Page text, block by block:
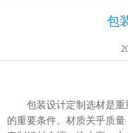
包
包装设计定制选材是
的重要条件。材质关乎质